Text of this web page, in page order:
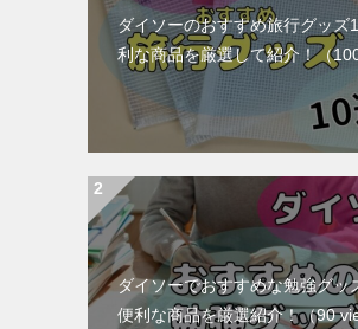
ダイソーのおすすめ旅行グッズ
利な商品を厳選して紹介！（
ダイソーでおすすめな勉強グッ
便利な商品を厳選紹介！（90